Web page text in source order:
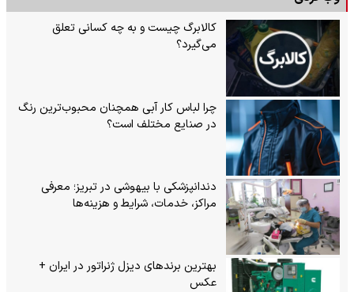
کالابرگ چیست و به چه کسانی تعلق
می‌گیرد؟
چرا لباس کار آبی همچنان محبوب‌ترین رنگ
در صنایع مختلف است؟
دندانپزشکی با بیهوشی در تبریز؛ معرفی
مراکز، خدمات، شرایط و هزینه‌ها
بهترین برندهای دیزل ژنراتور در ایران +
عکس